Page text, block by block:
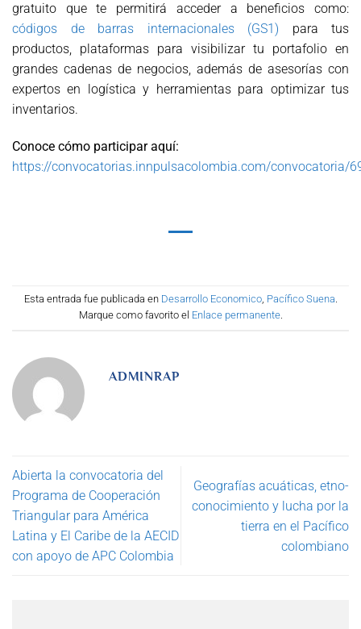
gratuito que te permitirá acceder a beneficios como:
códigos de barras internacionales (GS1) para tus
productos, plataformas para visibilizar tu portafolio en
grandes cadenas de negocios, además de asesorías con
expertos en logística y herramientas para optimizar tus
inventarios.
Conoce cómo participar aquí:
https://convocatorias.innpulsacolombia.com/convocatoria/
Esta entrada fue publicada en Desarrollo Economico, Pacífico Suena.
Marque como favorito el Enlace permanente.
ADMINRAP
Abierta la convocatoria del
Programa de Cooperación
Triangular para América
Latina y El Caribe de la AECID
con apoyo de APC Colombia
Geografías acuáticas, etno-
conocimiento y lucha por la
tierra en el Pacífico
colombiano